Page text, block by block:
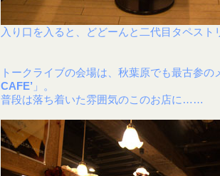
入り口を入ると、どどーんと二代目タペスト
トークライブの会場は、秋葉原でも最古参の
CAFE’ 」。
普段は落ち着いた雰囲気のこのお店に……